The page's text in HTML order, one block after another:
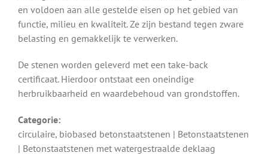
en voldoen aan alle gestelde eisen op het gebied van
functie, milieu en kwaliteit. Ze zijn bestand tegen zware
belasting en gemakkelijk te verwerken.
De stenen worden geleverd met een take-back
certificaat. Hierdoor ontstaat een oneindige
herbruikbaarheid en waardebehoud van grondstoffen.
Categorie:
circulaire, biobased betonstaatstenen | Betonstaatstenen
| Betonstaatstenen met watergestraalde deklaag